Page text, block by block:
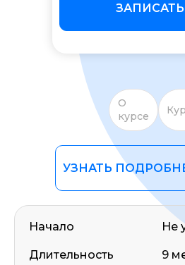
О
курсе
УЗНАТЬ
Начало
Длительность
Не
9